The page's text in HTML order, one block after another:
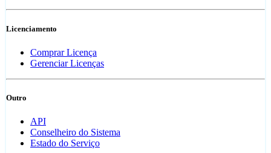
Licenciamento
Comprar Licença
Gerenciar Licenças
Outro
API
Conselheiro do Sistema
Estado do Serviço